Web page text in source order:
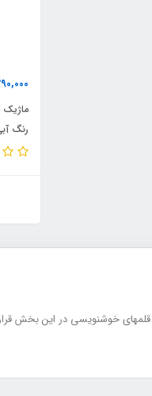
رنگ
قلمهای خوشنویسی در این بخش